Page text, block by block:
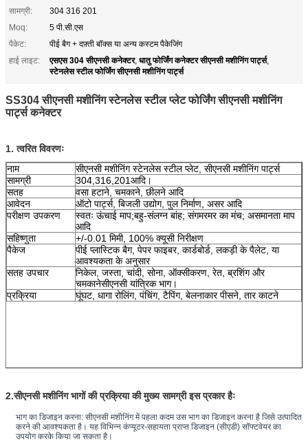
सामग्री:
304 316 201
Moq:
5 पी.सी.एस
पैकेट:
पीई बैग + दफ़्ती बॉक्स या अन्य कस्टम पैकेजिंग
हाई लाइट:
एसएस 304 सीएनसी कनेक्टर, धातु फोर्जिंग कनेक्टर सीएनसी मशीनिंग पार्ट्स,
स्टेनलेस स्टील फोर्जिंग सीएनसी मशीनिंग पार्ट्स
SS304 सीएनसी मशीनिंग स्टेनलेस स्टील प्लेट फोर्जिंग सीएनसी मशीनिंग
पार्ट्स कनेक्टर
1. त्वरित विवरणः
नाम
सीएनसी मशीनिंग स्टेनलेस स्टील प्लेट, सीएनसी मशीनिंग पार्ट्स
सामग्री
304,316,201आदि।
सतह
वसा हटाने, चमकाने, छीलने आदि
आवेदन
ऑटो पार्ट्स, बिजली उद्योग, पुल निर्माण, असर आदि
परीक्षण उपकरण
स्वतः ऊंचाई माप;बहु-संलग्न बांह; संगमरमर का मंच; असमानता माप
आदि
सहिष्णुता
+/-0.01 मिमी, 100% क्यूसी निरीक्षण
पैकेज
पीई प्लास्टिक बैग, पेपर फाइबर, कार्डबोर्ड, लकड़ी के पैलेट, या
आवश्यकता के अनुसार
सतह उपचार
निकेल, जस्ता, चांदी, सोना, ऑक्सीकरण, रेत, ब्रशिंग और
चमकानेसीएनसी यांत्रिक भाग।
प्रक्रिया
घूंघट, धागा रोलिंग, पंचिंग, टैपिंग, बेलनाकार पीसने, तार काटने
2.सीएनसी मशीनिंग भागों की प्रक्रिया की मुख्य सामग्री इस प्रकार हैः
भाग का डिजाइन करना: सीएनसी मशीनिंग में पहला कदम उस भाग का डिजाइन करना है जिसे उत्पादित
करने की आवश्यकता है। यह विभिन्न कंप्यूटर-सहायता प्राप्त डिजाइन (सीएडी) सॉफ्टवेयर का
उपयोग करके किया जा सकता है।